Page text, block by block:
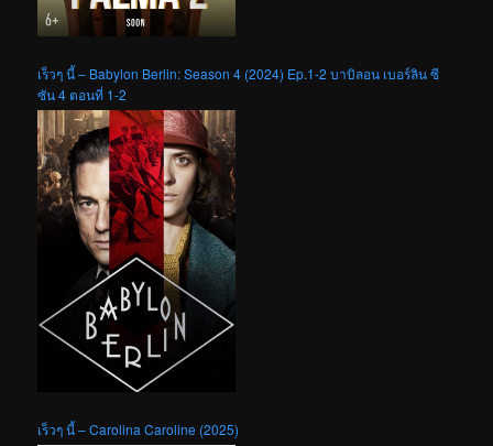
เร็วๆ นี้ – Babylon Berlin: Season 4 (2024) Ep.1-2 บาบิลอน เบอร์ลิน ซี
ซัน 4 ตอนที่ 1-2
เร็วๆ นี้ – Carolina Caroline (2025)